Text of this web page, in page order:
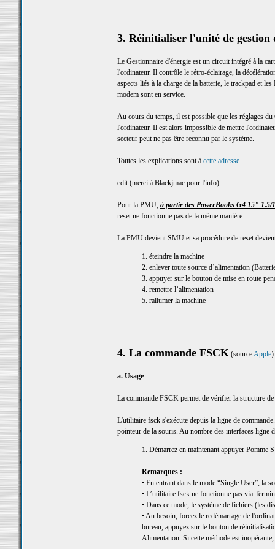
3. Réinitialiser l'unité de gestion
Le Gestionnaire d'énergie est un circuit intégré à la
l'ordinateur. Il contrôle le rétro-éclairage, la
aspects liés à la charge de la batterie, le trackpad et
modem sont en service.
Au cours du temps, il est possible que les réglages
l'ordinateur. Il est alors impossible de mettre
secteur peut ne pas être reconnu par le système.
Toutes les explications sont à cette adresse.
edit (merci à Blackjmac pour l'info)
Pour la PMU, à partir des PowerBooks G4 15"
reset ne fonctionne pas de la même manière.
La PMU devient SMU et sa procédure de reset
1. éteindre la machine
2. enlever toute source d’alimentation
3. appuyer sur le bouton de mise en route
4. remettre l’alimentation
5. rallumer la machine
4. La commande FSCK(sourceApple)
a. Usage
La commande FSCK permet de vérifier la structure
L'utilitaire fsck s'exécute depuis la ligne de
pointeur de la souris. Au nombre des interfaces ligne
1. Démarrez en maintenant appuyer Pomme
Remarques :
• En entrant dans le mode “Single User”, la
• L’utilitaire fsck ne fonctionne pas via
• Dans ce mode, le système de fichiers (les
• Au besoin, forcez le redémarrage de
bureau, appuyez sur le bouton de
Alimentation. Si cette méthode est